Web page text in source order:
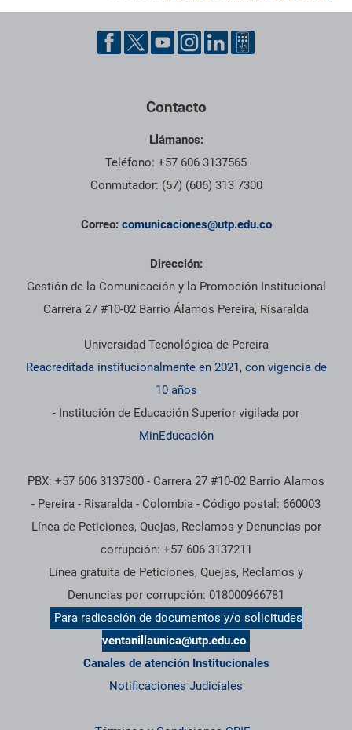
Contacto
Llámanos:
Teléfono: +57 606 3137565
Conmutador: (57) (606) 313 7300
Correo: comunicaciones@utp.edu.co
Dirección:
Gestión de la Comunicación y la Promoción Institucional
Carrera 27 #10-02 Barrio Álamos Pereira, Risaralda
Universidad Tecnológica de Pereira
Reacreditada institucionalmente en 2021, con vigencia de
10 años
- Institución de Educación Superior vigilada por
MinEducación
PBX: +57 606 3137300 - Carrera 27 #10-02 Barrio Alamos
- Pereira - Risaralda - Colombia - Código postal: 660003
Línea de Peticiones, Quejas, Reclamos y Denuncias por
corrupción: +57 606 3137211
Línea gratuita de Peticiones, Quejas, Reclamos y
Denuncias por corrupción: 018000966781
Para radicación de documentos y/o solicitudes
ventanillaunica@utp.edu.co
Canales de atención Institucionales
Notificaciones Judiciales